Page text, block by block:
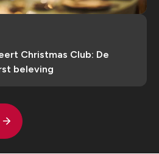
Christmas Club: De
beleving